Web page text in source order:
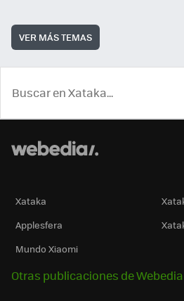
VER MÁS TEMAS
Xataka
Applesfera
Mundo Xiaomi
Otras publicaciones de Webedia